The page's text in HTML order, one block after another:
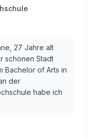
27 Jahre alt
schönen Stadt
Bachelor of Arts in
der
habe ich